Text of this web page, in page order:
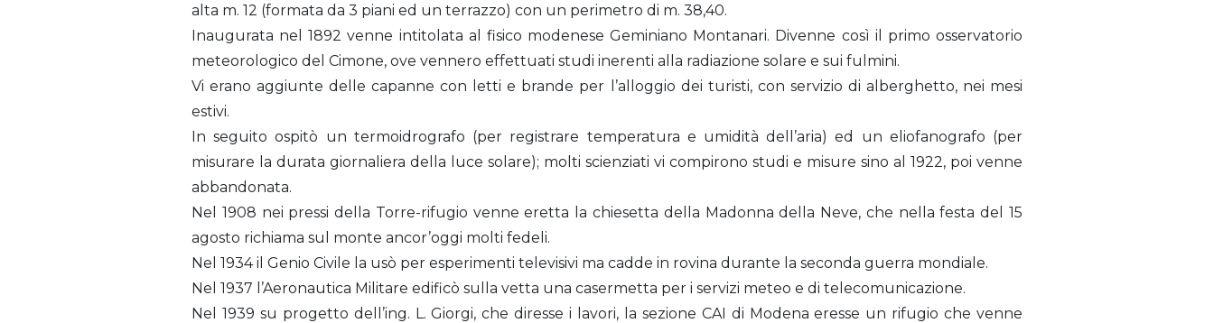
alta m. 12 (formata da 3 piani ed un terrazzo) con un perimetro di m. 38,40.
Inaugurata nel 1892 venne intitolata al fisico modenese Geminiano Montanari. Divenne così il primo osservatorio
meteorologico del Cimone, ove vennero effettuati studi inerenti alla radiazione solare e sui fulmini.
Vi erano aggiunte delle capanne con letti e brande per l’alloggio dei turisti, con servizio di alberghetto, nei mesi
estivi.
In seguito ospitò un termoidrografo (per registrare temperatura e umidità dell’aria) ed un eliofanografo (per
misurare la durata giornaliera della luce solare); molti scienziati vi compirono studi e misure sino al 1922, poi venne
abbandonata.
Nel 1908 nei pressi della Torre-rifugio venne eretta la chiesetta della Madonna della Neve, che nella festa del 15
agosto richiama sul monte ancor’oggi molti fedeli.
Nel 1934 il Genio Civile la usò per esperimenti televisivi ma cadde in rovina durante la seconda guerra mondiale.
Nel 1937 l’Aeronautica Militare edificò sulla vetta una casermetta per i servizi meteo e di telecomunicazione.
Nel 1939 su progetto dell’ing. L. Giorgi, che diresse i lavori, la sezione CAI di Modena eresse un rifugio che venne